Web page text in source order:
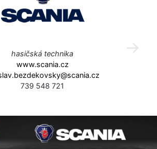
hasičská technika
www.scania.cz
739 548 721